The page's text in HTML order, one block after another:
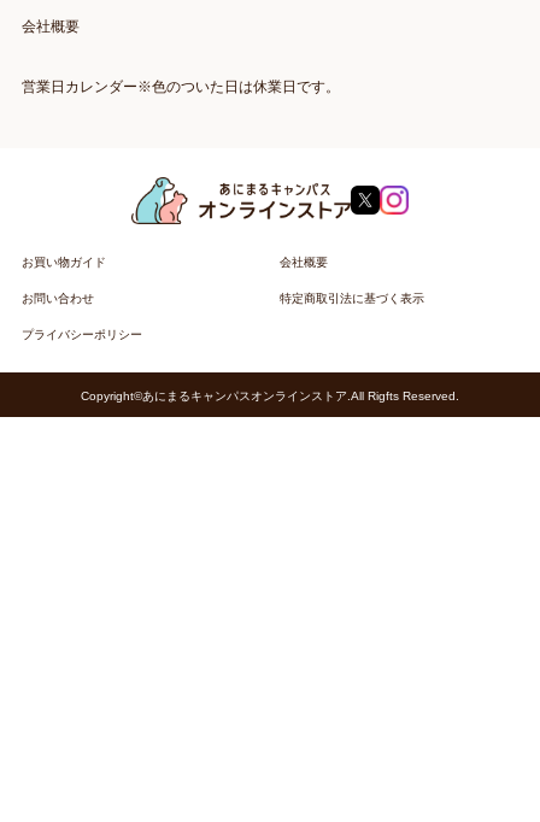
会社概要
営業日カレンダー※色のついた日は休業日です。
お買い物ガイド 会社概要
お問い合わせ 特定商取引法に基づく表示
プライバシーポリシー
Copyright©あにまるキャンパスオンラインストア.All Rigfts Reserved.